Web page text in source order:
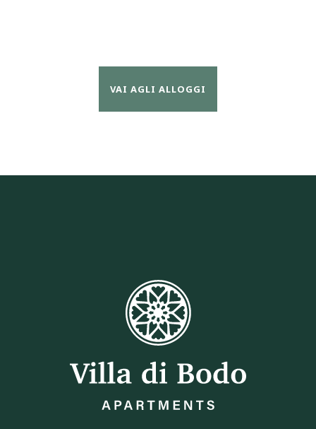
VAI AGLI ALLOGGI